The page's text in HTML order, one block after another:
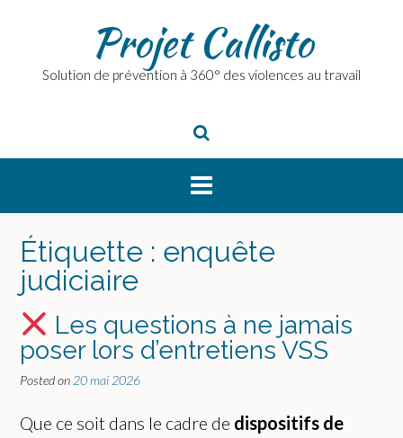
Projet Callisto
Solution de prévention à 360° des violences au travail
Étiquette : enquête
judiciaire
Les questions à ne jamais
poser lors d’entretiens VSS
Posted on 20 mai 2026
Que ce soit dans le cadre de dispositifs de